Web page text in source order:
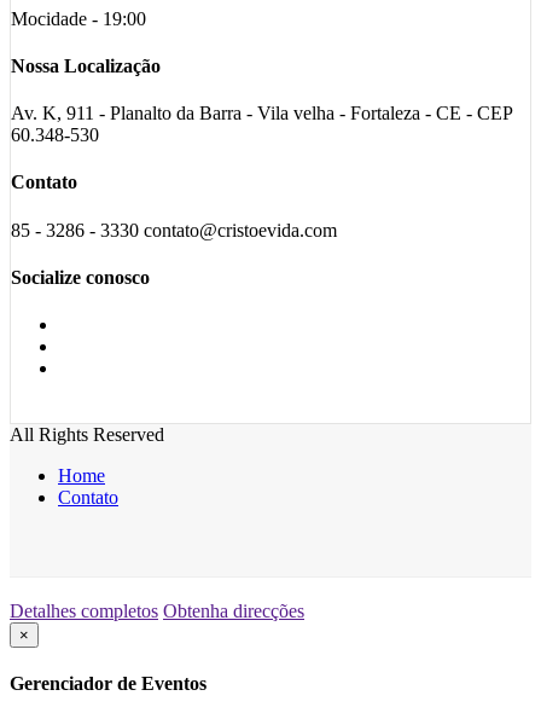
Mocidade - 19:00
Nossa Localização
Av. K, 911 - Planalto da Barra - Vila velha - Fortaleza - CE - CEP
60.348-530
Contato
85 - 3286 - 3330 contato@cristoevida.com
Socialize conosco
All Rights Reserved
Home
Contato
Detalhes completos Obtenha direcções
×
Gerenciador de Eventos